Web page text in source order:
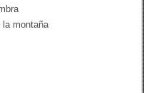
la montaña